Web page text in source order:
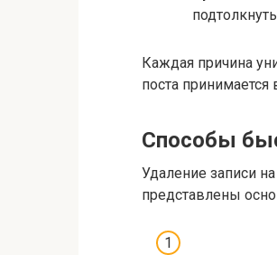
Каждая причина
поста принимается
Способы
Удаление записи
представлены